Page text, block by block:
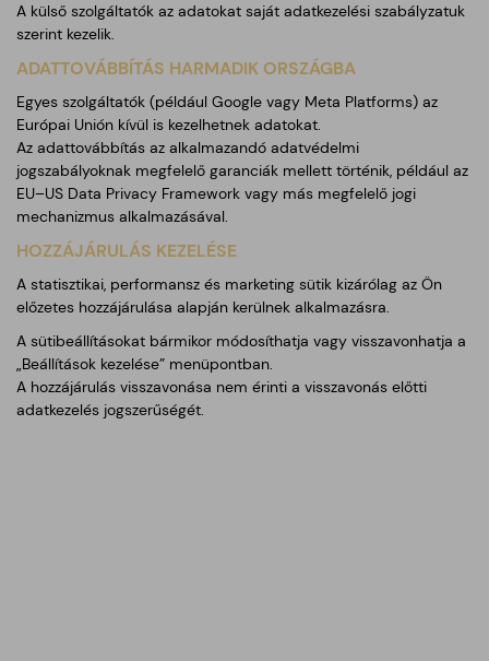
A külső szolgáltatók az adatokat saját adatkezelési szabályzatuk
szerint kezelik.
ADATTOVÁBBÍTÁS HARMADIK ORSZÁGBA
Egyes szolgáltatók (például Google vagy Meta Platforms) az
Európai Unión kívül is kezelhetnek adatokat.
Az adattovábbítás az alkalmazandó adatvédelmi
jogszabályoknak megfelelő garanciák mellett történik, például az
EU–US Data Privacy Framework vagy más megfelelő jogi
mechanizmus alkalmazásával.
HOZZÁJÁRULÁS KEZELÉSE
A statisztikai, performansz és marketing sütik kizárólag az Ön
előzetes hozzájárulása alapján kerülnek alkalmazásra.
A sütibeállításokat bármikor módosíthatja vagy visszavonhatja a
„Beállítások kezelése” menüpontban.
A hozzájárulás visszavonása nem érinti a visszavonás előtti
adatkezelés jogszerűségét.